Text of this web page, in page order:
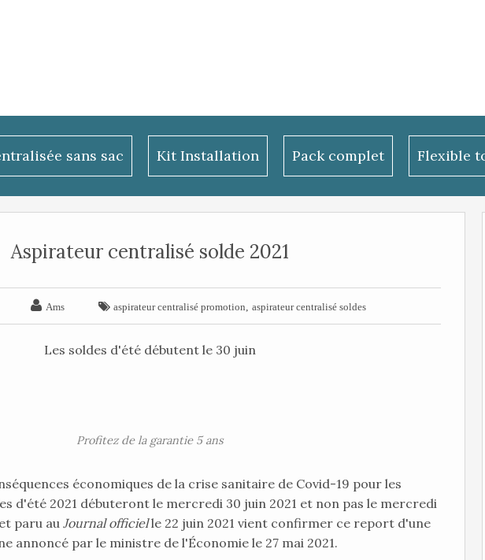
sans sac Kit Installation Pack complet Flexible
Aspirateur centralisé solde 2021
 Ams  aspirateur centralisé promotion aspirateur centralisé soldes
Les soldes d'été débutent le 30 juin
Profitez de la garantie 5 ans
économiques de la crise sanitaire de Covid-19 pour les
d'été 2021 débuteront le mercredi 30 juin 2021 et non pas le mercredi
paru au Journal officielle 22 juin 2021 vient confirmer ce report d'une
annoncé par le ministre de l'Économie le 27 mai 2021.